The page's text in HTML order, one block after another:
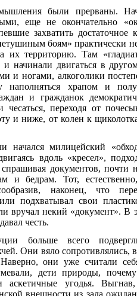
были прерваны.
еще не окончательно
захватить достаточное
боям» практически
их территорию. Там
начинали двигаться в
и ногами, алкоголики
наполняться храпом и
и гражданок
чесаться, переходя от
и ниже, от колен к
начался милицейский
вдоль «кресел»,
документов, почти
и бедрам. Тот,
наконец, что
или подхватывал свои
вручал некий «документ». В
честь.
больше всего
Они вяло сопротивлялись,
они уже считали
дети природы,
угодья. Выгнав,
внешности из зала